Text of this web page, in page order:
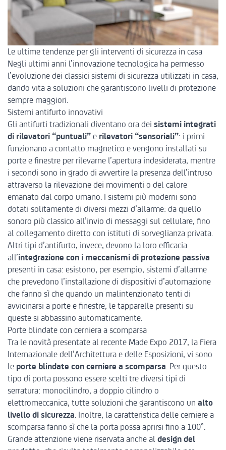
Le ultime tendenze per gli interventi di sicurezza in casa
Negli ultimi anni l’innovazione tecnologica ha permesso
l’evoluzione dei classici sistemi di sicurezza utilizzati in casa,
dando vita a soluzioni che garantiscono livelli di protezione
sempre maggiori.
Sistemi antifurto innovativi
Gli antifurti tradizionali diventano ora dei sistemi integrati
di rilevatori “puntuali” e rilevatori “sensoriali”: i primi
funzionano a contatto magnetico e vengono installati su
porte e finestre per rilevarne l’apertura indesiderata, mentre
i secondi sono in grado di avvertire la presenza dell’intruso
attraverso la rilevazione dei movimenti o del calore
emanato dal corpo umano. I sistemi più moderni sono
dotati solitamente di diversi mezzi d’allarme: da quello
sonoro più classico all’invio di messaggi sul cellulare, fino
al collegamento diretto con istituti di sorveglianza privata.
Altri tipi d’antifurto, invece, devono la loro efficacia
all’integrazione con i meccanismi di protezione passiva
presenti in casa: esistono, per esempio, sistemi d’allarme
che prevedono l’installazione di dispositivi d’automazione
che fanno sì che quando un malintenzionato tenti di
avvicinarsi a porte e finestre, le tapparelle presenti su
queste si abbassino automaticamente.
Porte blindate con cerniera a scomparsa
Tra le novità presentate al recente Made Expo 2017, la Fiera
Internazionale dell’Architettura e delle Esposizioni, vi sono
le porte blindate con cerniere a scomparsa . Per questo
tipo di porta possono essere scelti tre diversi tipi di
serratura: monocilindro, a doppio cilindro o
elettromeccanica, tutte soluzioni che garantiscono un alto
livello di sicurezza . Inoltre, la caratteristica delle cerniere a
scomparsa fanno sì che la porta possa aprirsi fino a 100°.
Grande attenzione viene riservata anche al design del